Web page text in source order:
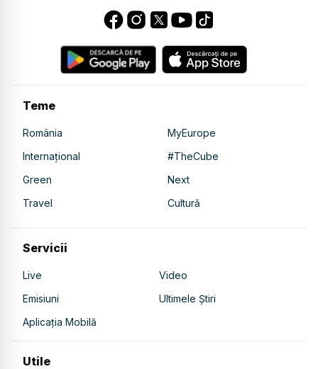
Teme
România
MyEurope
Internațional
#TheCube
Green
Next
Travel
Cultură
Servicii
Live
Video
Emisiuni
Ultimele Știri
Aplicația Mobilă
Utile